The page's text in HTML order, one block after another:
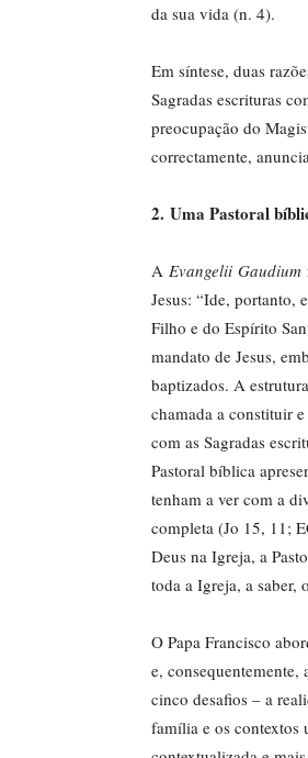
da sua vida (n. 4).
Em síntese, duas
Sagradas escrituras
preocupação do
correctamente,
2. Uma Pastoral
A Evangelii Gaudium
Jesus: “Ide, portanto,
Filho e do Espírito
mandato de Jesus,
baptizados. A
chamada a constituir
com as Sagradas
Pastoral bíblica
tenham a ver com a
completa (Jo 15, 11;
Deus na Igreja, a
toda a Igreja, a saber,
O Papa Francisco
e,
cinco desafios – a
família e os contextos